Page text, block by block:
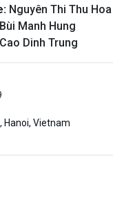
Nguyên Thi Thu Hoa
Bùi Manh Hung
Cao Dinh Trung
Hanoi, Vietnam